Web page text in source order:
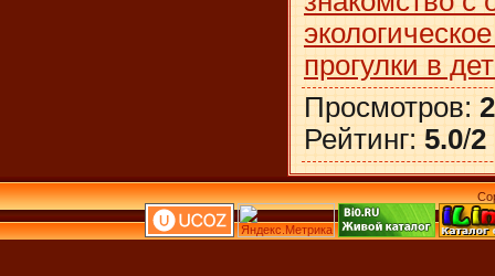
прогулки в
Просмотров:
Рейтинг: 5.0/2